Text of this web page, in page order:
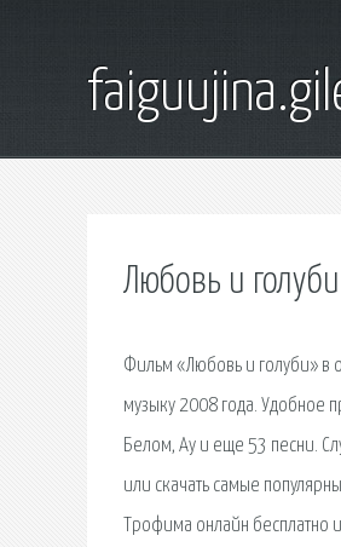
Любовь и
Фильм «Любовь и голуби» в
музыку 2008 года. Удобное
Белом, Ау и еще 53 песни.
или скачать самые
Трофима онлайн бесплатно